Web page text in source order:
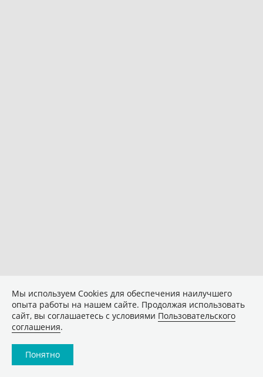
Мы используем Сookies для обеспечения наилучшего
опыта работы на нашем сайте. Продолжая использовать
сайт, вы соглашаетесь с условиями Пользовательского
соглашения.
Понятно